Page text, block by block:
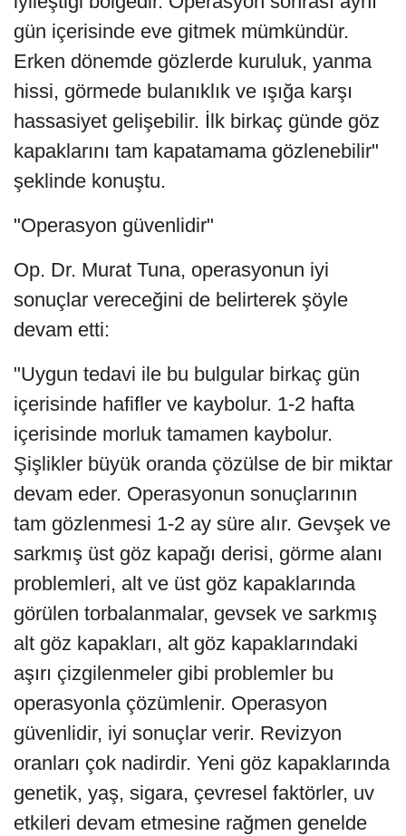
gün içerisinde eve gitmek mümkündür.
Erken dönemde gözlerde kuruluk, yanma
hissi, görmede bulanıklık ve ışığa karşı
hassasiyet gelişebilir. İlk birkaç günde göz
kapaklarını tam kapatamama gözlenebilir"
şeklinde konuştu.
"Operasyon güvenlidir"
Op. Dr. Murat Tuna, operasyonun iyi
sonuçlar vereceğini de belirterek şöyle
devam etti:
"Uygun tedavi ile bu bulgular birkaç gün
içerisinde hafifler ve kaybolur. 1-2 hafta
içerisinde morluk tamamen kaybolur.
Şişlikler büyük oranda çözülse de bir miktar
devam eder. Operasyonun sonuçlarının
tam gözlenmesi 1-2 ay süre alır. Gevşek ve
sarkmış üst göz kapağı derisi, görme alanı
problemleri, alt ve üst göz kapaklarında
görülen torbalanmalar, gevsek ve sarkmış
alt göz kapakları, alt göz kapaklarındaki
aşırı çizgilenmeler gibi problemler bu
operasyonla çözümlenir. Operasyon
güvenlidir, iyi sonuçlar verir. Revizyon
oranları çok nadirdir. Yeni göz kapaklarında
genetik, yaş, sigara, çevresel faktörler, uv
etkileri devam etmesine rağmen genelde